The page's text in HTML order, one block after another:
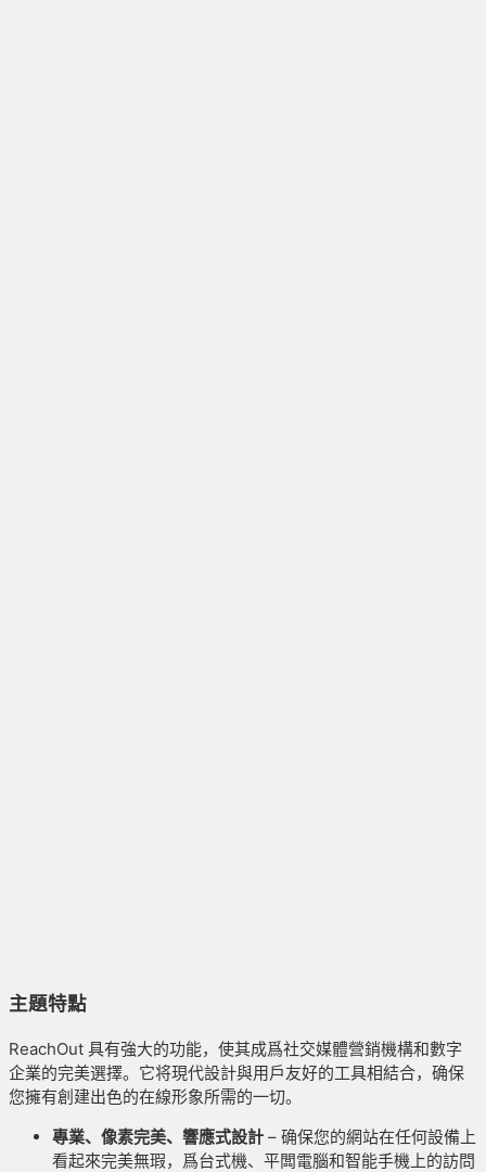
主題特點
ReachOut 具有強大的功能，使其成爲社交媒體營銷機構和數字
企業的完美選擇。它将現代設計與用戶友好的工具相結合，确保
您擁有創建出色的在線形象所需的一切。
專業、像素完美、響應式設計 – 确保您的網站在任何設備上
看起來完美無瑕，爲台式機、平闆電腦和智能手機上的訪問